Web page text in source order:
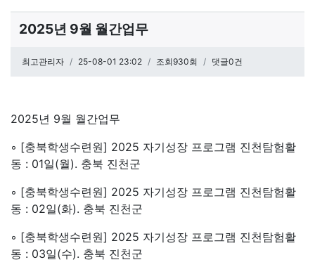
2025년 9월 월간업무
페이지 정보
최고관리자 작성일
25-08-01 23:02 조회930회 댓글0건
본문
2025년 9월 월간업무
◦ [충북학생수련원] 2025 자기성장 프로그램 진천탐험활
동 : 01일(월). 충북 진천군
◦ [충북학생수련원] 2025 자기성장 프로그램 진천탐험활
동 : 02일(화). 충북 진천군
◦ [충북학생수련원] 2025 자기성장 프로그램 진천탐험활
동 : 03일(수). 충북 진천군